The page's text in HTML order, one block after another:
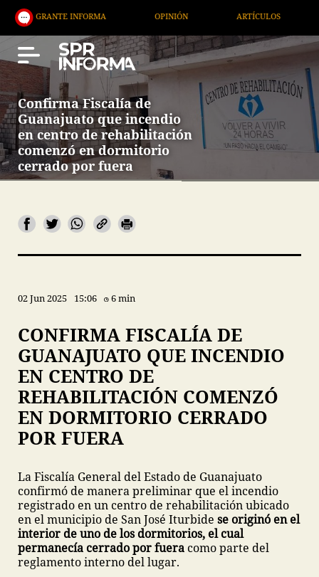
INFORMA
Confirma Fiscalía de
Guanajuato que incendio
en centro de rehabilitación
comenzó en dormitorio
cerrado por fuera
02 Jun 2025 15:06 6 min
CONFIRMA FISCALÍA DE
GUANAJUATO QUE INCENDIO
EN CENTRO DE
REHABILITACIÓN COMENZÓ
EN DORMITORIO CERRADO
POR FUERA
La Fiscalía General del Estado de Guanajuato
confirmó de manera preliminar que el incendio
registrado en un centro de rehabilitación ubicado
en el municipio de San José Iturbide se originó en el
interior de uno de los dormitorios, el cual
permanecía cerrado por fuera como parte del
reglamento interno del lugar.